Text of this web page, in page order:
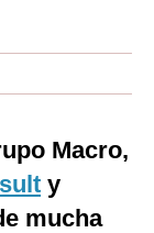
Macro,
y
mucha